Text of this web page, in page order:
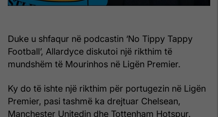
Duke u shfaqur në podcastin ‘No Tippy Tappy
Football’, Allardyce diskutoi një rikthim të
mundshëm të Mourinhos në Ligën Premier.
Ky do të ishte një rikthim për portugezin në Ligën
Premier, pasi tashmë ka drejtuar Chelsean,
Manchester Unitedin dhe Tottenham Hotspur.